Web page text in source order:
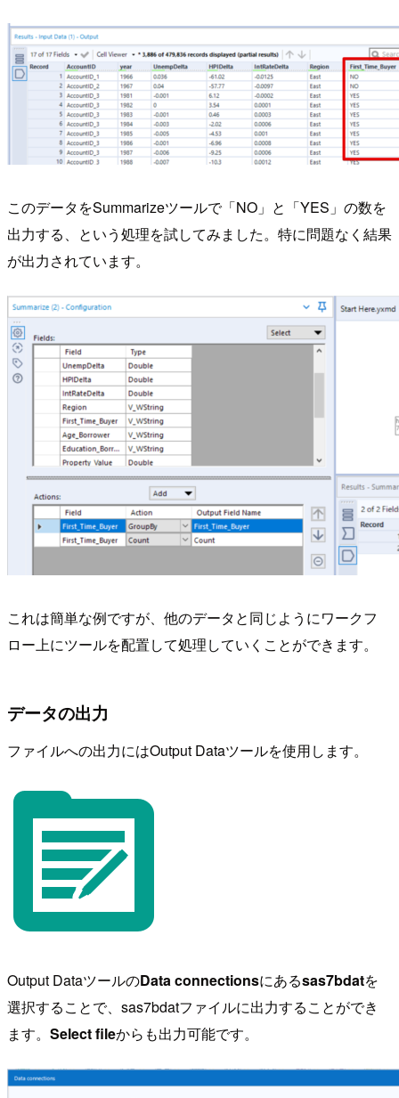
このデータをSummarizeツールで「NO」と「YES」の数を
出力する、という処理を試してみました。特に問題なく結果
が出力されています。
これは簡単な例ですが、他のデータと同じようにワークフ
ロー上にツールを配置して処理していくことができます。
データの出力
ファイルへの出力にはOutput Dataツールを使用します。
Output DataツールのData connectionsにあるsas7bdatを
選択することで、sas7bdatファイルに出力することができ
ます。 Select fileからも出力可能です。